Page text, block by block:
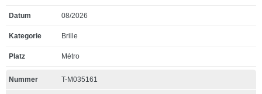
08/2026
Brille
Métro
T-M035161